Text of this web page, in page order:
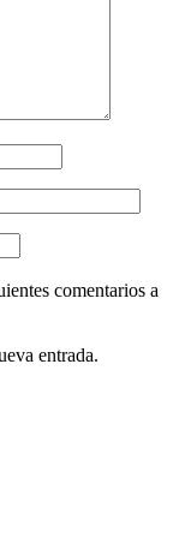
comentarios a
entrada.